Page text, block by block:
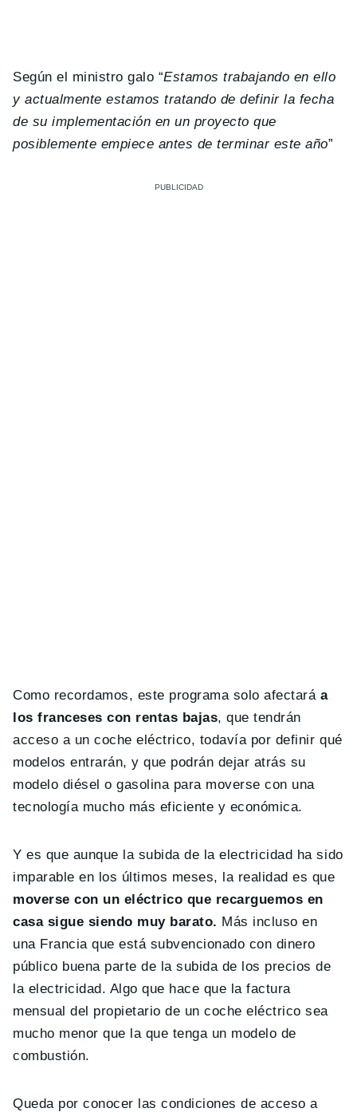
Según el ministro galo “Estamos trabajando en ello
y actualmente estamos tratando de definir la fecha
de su implementación en un proyecto que
posiblemente empiece antes de terminar este año”
Como recordamos, este programa solo afectaráa
los franceses con rentas bajas, que tendrán
acceso a un coche eléctrico, todavía por definir qué
modelos entrarán, y que podrán dejar atrás su
modelo diésel o gasolina para moverse con una
tecnología mucho más eficiente y económica.
Y es que aunque la subida de la electricidad ha sido
imparable en los últimos meses, la realidad es que
moverse con un eléctrico que recarguemos en
casa sigue siendo muy barato. Más incluso en
una Francia que está subvencionado con dinero
público buena parte de la subida de los precios de
la electricidad. Algo que hace que la factura
mensual del propietario de un coche eléctrico sea
mucho menor que la que tenga un modelo de
combustión.
Queda por conocer las condiciones de acceso a